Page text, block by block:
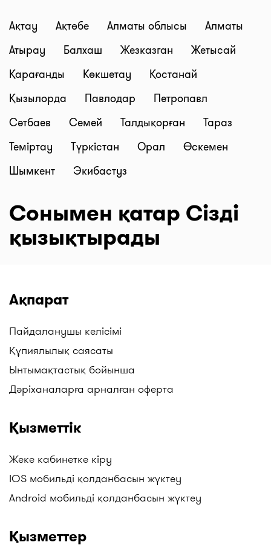
Ақтау Ақтөбе Алматы облысы
Алматы
Атырау
Балхаш Жезказган
Жетысай
Қарағанды
Көкшетау
Қостанай
Қызылорда
Павлодар
Петропавл
Сәтбаев
Семей Талдықорған
Тараз
Теміртау
Түркістан Орал
Өскемен
Шымкент
Экибастуз
Сонымен қатар Сізді
қызықтырады
Ақпарат
Пайдаланушы келісімі
Құпиялылық саясаты
Ынтымақтастық бойынша
Дәріханаларға арналған оферта
Қызметтік
Жеке кабинетке кіру
IOS мобильді қолданбасын жүктеу
Android мобильді қолданбасын жүктеу
Қызметтер